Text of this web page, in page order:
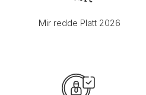
Mir redde Platt 2026